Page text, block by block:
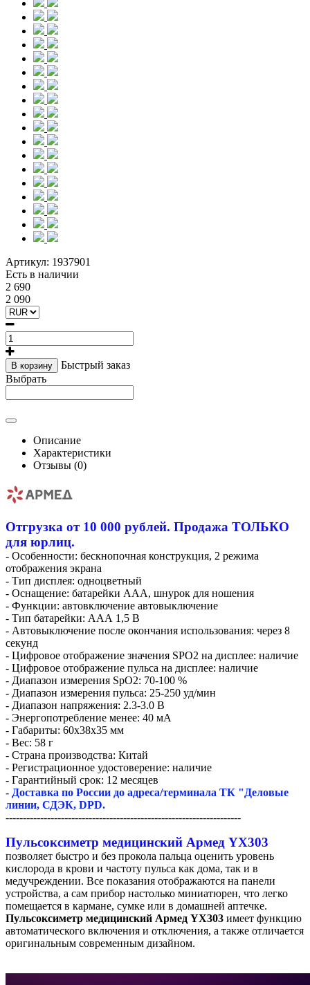
Артикул: 1937901
Есть в наличии
2 690
2 090
В корзину
Быстрый заказ
Выбрать
Описание
Характеристики
Отзывы (0)
Отгрузка от 10 000 рублей. Продажа ТОЛЬКО
для юрлиц.
- Особенности: бескнопочная конструкция, 2 режима
отображения экрана
- Тип дисплея: одноцветный
- Оснащение: батарейки AAA, шнурок для ношения
- Функции: автовключение автовыключение
- Тип батарейки: ААА 1,5 В
- Автовыключение после окончания использования: через 8
секунд
- Цифровое отображение значения SPO2 на дисплее: наличие
- Цифровое отображение пульса на дисплее: наличие
- Диапазон измерения SpO2: 70-100 %
- Диапазон измерения пульса: 25-250 уд/мин
- Диапазон напряжения: 2.3-3.0 В
- Энергопотребление менее: 40 мА
- Габариты: 60х38х35 мм
- Вес: 58 г
- Страна производства: Китай
- Регистрационное удостоверение: наличие
- Гарантийный срок: 12 месяцев
- Доставка по России до адреса/терминала ТК "Деловые
линии, СДЭК, DPD.
--------------------------------------------------------------------
Пульсоксиметр медицинский Армед YX303
позволяет быстро и без прокола пальца оценить уровень
кислорода в крови и частоту пульса как дома, так и в
медучреждении. Все показания отображаются на панели
устройства, а сам прибор настолько миниатюрен, что легко
помещается в кармане, сумке или в домашней аптечке.
Пульсоксиметр медицинский Армед YX303 имеет функцию
автоматического включения и отключения, а также отличается
оригинальным современным дизайном.